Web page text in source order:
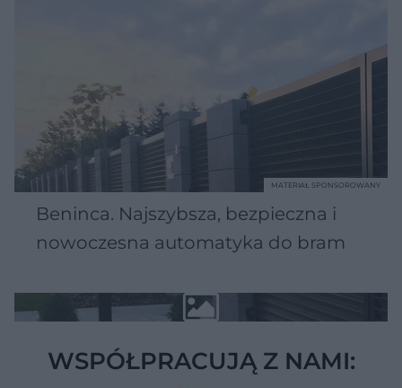
Beninca. Najszybsza, bezpieczna i
nowoczesna automatyka do bram
MATERIAŁ SPONSOROWANY
WSPÓŁPRACUJĄ Z NAMI: